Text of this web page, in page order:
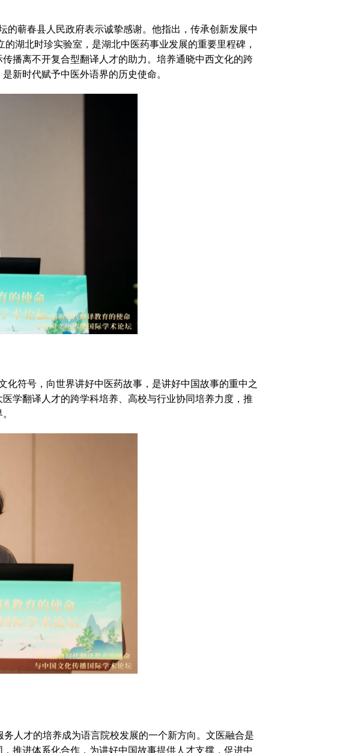
蕲春县人民政府表示诚挚感谢。他指出，传承创新发展中
湖北时珍实验室，是湖北中医药事业发展的重要里程碑，
播离不开复合型翻译人才的助力。培养通晓中西文化的跨
新时代赋予中医外语界的历史使命。
符号，向世界讲好中医药故事，是讲好中国故事的重中之
学翻译人才的跨学科培养、高校与行业协同培养力度，推
人才的培养成为语言院校发展的一个新方向。文医融合是
推进体系化合作，为讲好中国故事提供人才支撑，促进中